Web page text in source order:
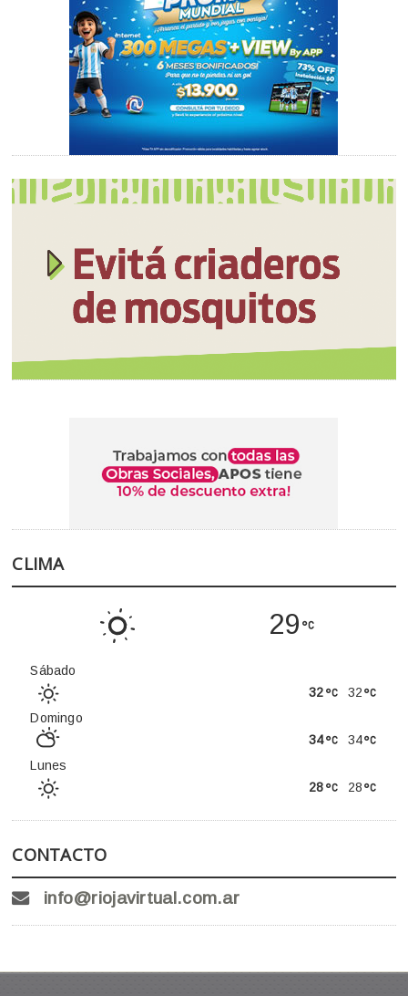
CLIMA
29
Sábado
32
32
Domingo
34
34
Lunes
28
28
CONTACTO
info@riojavirtual.com.ar